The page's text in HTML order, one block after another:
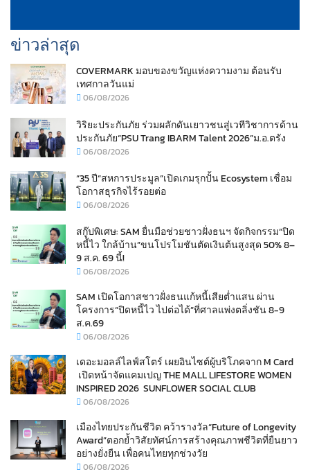
ข่าวล่าสุด
COVERMARK มอบของขวัญแห่งความงาม ต้อนรับ
เทศกาลวันแม่
06/08/2026
วิริยะประกันภัย ร่วมผลักดันเยาวชนสู่เวทีวิชาการด้าน
ประกันภัย“PSU Trang IBARM Talent 2026”ม.อ.ตรัง
06/08/2026
“35 ปี“สหการประมูล”เปิดเกมรุกปั้น Ecosystem เชื่อม
โอกาสธุรกิจไร้รอยต่อ
06/08/2026
สกู๊ปพิเศษ: SAM ยื่นมือช่วยชาวฝั่งธนฯ จัดกิจกรรม“ปิด
หนี้ไว ใกล้บ้าน”ขนโปรโมชันตัดเงินต้นสูงสุด 50% 8–
9 ส.ค. 69 นี้!
06/08/2026
SAM เปิดโอกาสชาวฝั่งธนแก้หนี้เสียต่ำแสน ผ่าน
โครงการ“ปิดหนี้ไว ไปต่อได้”ที่ศาลแพ่งตลิ่งชัน 8-9
ส.ค.69
06/08/2026
เดอะมอลล์ไลฟ์สโตร์ เผยอินไซต์ผู้บริโภคจาก M Card
เปิดหน้าจัดแคมเปญ THE MALL LIFESTORE WOMEN
INSPIRED 2026 SUNFLOWER SOCIAL CLUB
06/08/2026
เมืองไทยประกันชีวิต คว้ารางวัล“Future of Longevity
Award”ตอกย้ำวิสัยทัศน์การสร้างคุณภาพชีวิตที่ยืนยาว
อย่างยั่งยืน เพื่อคนไทยทุกช่วงวัย
06/08/2026